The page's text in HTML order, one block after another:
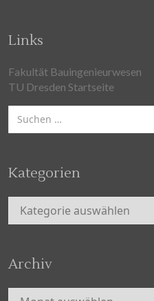
Links
Fakultät Bauingenieurwesen
TU Dresden Startseite
Suchen
nach:
Kategorien
Kategorien
Archiv
Archiv